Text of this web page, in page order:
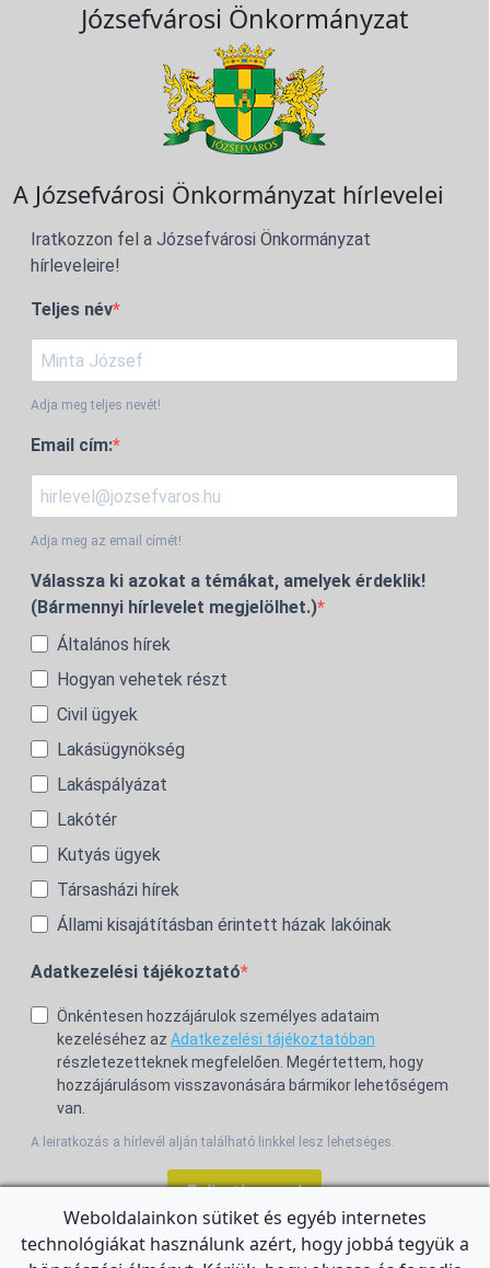
Józsefvárosi Önkormányzat
A Józsefvárosi Önkormányzat hírlevelei
Iratkozzon fel a Józsefvárosi Önkormányzat
hírleveleire!
Teljes név
Adja meg teljes nevét!
Email cím:
Adja meg az email címét!
Válassza ki azokat a témákat, amelyek érdeklik!
(Bármennyi hírlevelet megjelölhet.)
Általános hírek
Hogyan vehetek részt
Civil ügyek
Lakásügynökség
Lakáspályázat
Lakótér
Kutyás ügyek
Társasházi hírek
Állami kisajátításban érintett házak lakóinak
Adatkezelési tájékoztató
Önkéntesen hozzájárulok személyes adataim
kezeléséhez az Adatkezelési tájékoztatóban
részletezetteknek megfelelően. Megértettem, hogy
hozzájárulásom visszavonására bármikor lehetőségem
van.
A leiratkozás a hírlevél alján található linkkel lesz lehetséges.
Feliratkozom!
Weboldalainkon sütiket és egyéb internetes
technológiákat használunk azért, hogy jobbá tegyük a